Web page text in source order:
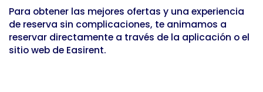
Para obtener las mejores ofertas y una experiencia
de reserva sin complicaciones, te animamos a
reservar directamente a través de la aplicación o el
sitio web de Easirent.